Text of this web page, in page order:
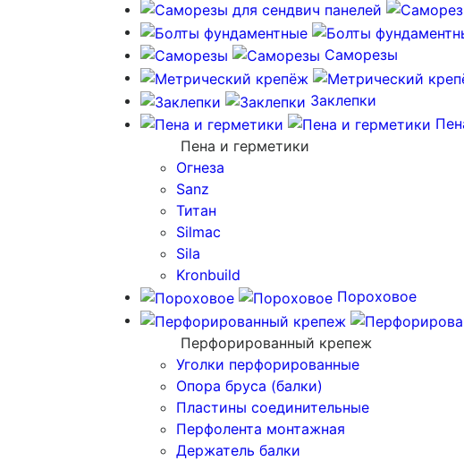
Саморезы
Заклепки
Пена и герметики
Огнеза
Sanz
Титан
Silmac
Sila
Kronbuild
Пороховое
Перфорированный крепеж
Уголки перфорированные
Опора бруса (балки)
Пластины соединительные
Перфолента монтажная
Держатель балки